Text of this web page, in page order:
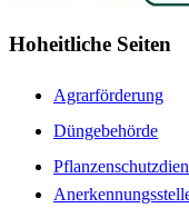
Hoheitliche Seiten
Agrarförderung
Düngebehörde